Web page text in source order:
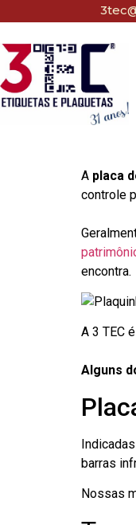
A placa
controle
encontra.
A 3 TEC
Alguns
barras
Nossas